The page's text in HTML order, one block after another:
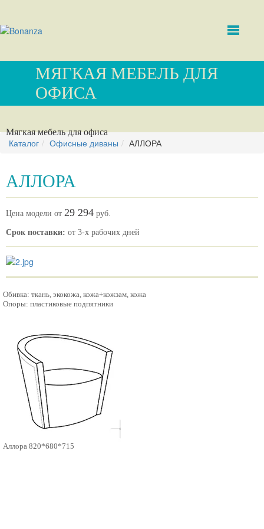
МЯГКАЯ МЕБЕЛЬ ДЛЯ
ОФИСА
Мягкая мебель для офиса
Каталог Офисные диваны АЛЛОРА
АЛЛОРА
Цена модели от 29 294 руб.
Срок поставки: от 3-х рабочих дней
Обивка: ткань, экокожа, кожа+кожзам, кожа
Опоры: пластиковые подпятники
Аллора 820*680*715